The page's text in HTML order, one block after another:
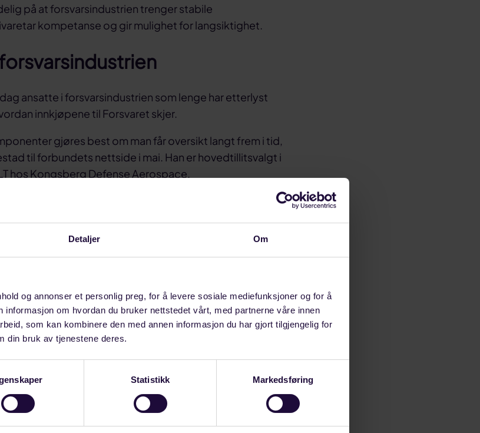
Detaljer Om
og annonser et personlig preg, for å levere sosiale mediefunksjoner og for å
om hvordan du bruker nettstedet vårt, med partnerne våre innen
som kan kombinere den med annen informasjon du har gjort tilgjengelig for
din bruk av tjenestene deres.
Statistikk Markedsføring
på at forsvarsindustrien trenger stabile
kompetanse og gir mulighet for langsiktighet.
ansatte i forsvarsindustrien som lenge har etterlyst
innkjøpene til Forsvaret skjer.
gjøres best om man får oversikt langt frem i tid,
til forbundets nettside i mai. Han er hovedtillitsvalgt i
hos Kongsberg Defense Aerospace.